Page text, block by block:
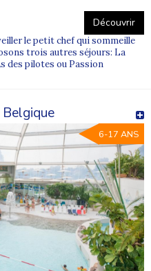
Découvrir
le petit chef qui sommeille
trois autres séjours: La
des pilotes ou Passion
Belgique
6-17 ANS